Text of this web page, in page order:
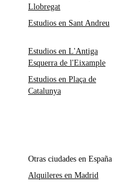
Llobregat
Estudios en Sant Andreu
Estudios en L'Antiga
Esquerra de l'Eixample
Estudios en Plaça de
Catalunya
Otras ciudades en España
Alquileres en Madrid